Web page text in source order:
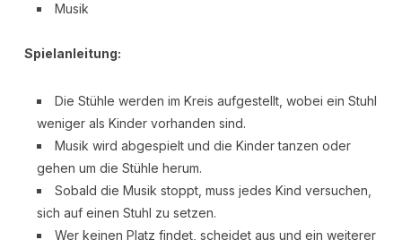
Musik
Spielanleitung:
Die Stühle werden im Kreis aufgestellt, wobei ein Stuhl
weniger als Kinder vorhanden sind.
Musik wird abgespielt und die Kinder tanzen oder
gehen um die Stühle herum.
Sobald die Musik stoppt, muss jedes Kind versuchen,
sich auf einen Stuhl zu setzen.
Wer keinen Platz findet, scheidet aus und ein weiterer